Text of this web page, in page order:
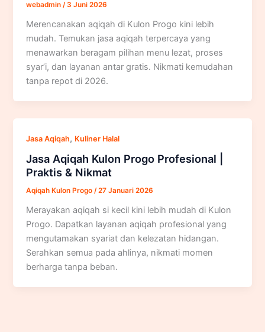
webadmin/3 Juni 2026
Merencanakan aqiqah di Kulon Progo kini lebih
mudah. Temukan jasa aqiqah terpercaya yang
menawarkan beragam pilihan menu lezat, proses
syar’i, dan layanan antar gratis. Nikmati kemudahan
tanpa repot di 2026.
Jasa Aqiqah, Kuliner Halal
Jasa Aqiqah Kulon Progo Profesional |
Praktis & Nikmat
Aqiqah Kulon Progo/27 Januari 2026
Merayakan aqiqah si kecil kini lebih mudah di Kulon
Progo. Dapatkan layanan aqiqah profesional yang
mengutamakan syariat dan kelezatan hidangan.
Serahkan semua pada ahlinya, nikmati momen
berharga tanpa beban.